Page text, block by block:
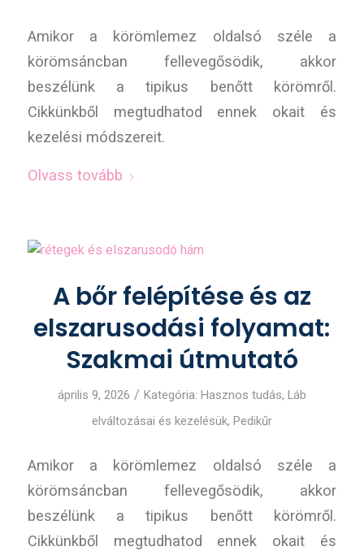
Amikor a körömlemez oldalsó széle a
körömsáncban fellevegősödik, akkor
beszélünk a tipikus benőtt körömről.
Cikkünkből megtudhatod ennek okait és
kezelési módszereit.
Olvass tovább
A bőr felépítése és az
elszarusodási folyamat:
Szakmai útmutató
április 9, 2026 / Kategória: Hasznos tudás, Láb
elváltozásai és kezelésük, Pedikűr
Amikor a körömlemez oldalsó széle a
körömsáncban fellevegősödik, akkor
beszélünk a tipikus benőtt körömről.
Cikkünkből megtudhatod ennek okait és